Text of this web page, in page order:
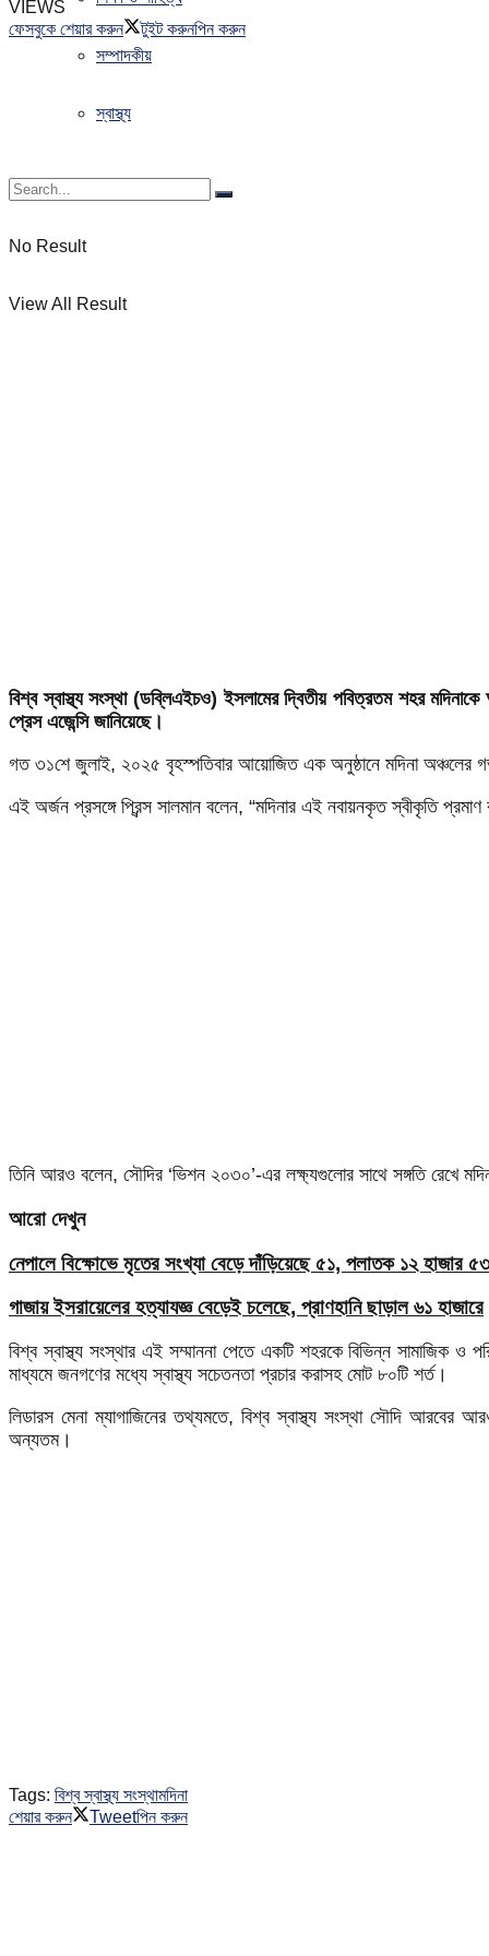
সম্পাদকীয়
স্বাস্থ্য
No Result
View All Result
VIEWS
ফেসবুকে শেয়ার করুন
টুইট করুনপিন করুন
বিশ্ব স্বাস্থ্য সংস্থা (ডব্লিএইচও) ইসলামের দ্বিতীয় পবিত্রতম শহর মদিনাকে
প্রেস এজেন্সি জানিয়েছে।
গত ৩১শে জুলাই, ২০২৫ বৃহস্পতিবার আয়োজিত এক অনুষ্ঠানে মদিনা অঞ্চলের
এই অর্জন প্রসঙ্গে প্রিন্স সালমান বলেন, “মদিনার এই নবায়নকৃত স্বীকৃতি
তিনি আরও বলেন, সৌদির ‘ভিশন ২০৩০’-এর লক্ষ্যগুলোর সাথে সঙ্গতি রেখে
আরো দেখুন
নেপালে বিক্ষোভে মৃতের সংখ্যা বেড়ে দাঁড়িয়েছে ৫১, পলাতক ১২ হাজার
গাজায় ইসরায়েলের হত্যাযজ্ঞ বেড়েই চলেছে, প্রাণহানি ছাড়াল ৬১ হাজারে
বিশ্ব স্বাস্থ্য সংস্থার এই সম্মাননা পেতে একটি শহরকে বিভিন্ন সামাজিক ও
মাধ্যমে জনগণের মধ্যে স্বাস্থ্য সচেতনতা প্রচার করাসহ মোট ৮০টি শর্ত।
লিডারস মেনা ম্যাগাজিনের তথ্যমতে, বিশ্ব স্বাস্থ্য সংস্থা সৌদি আরবের
অন্যতম।
Tags: বিশ্ব স্বাস্থ্য সংস্থামদিনা
শেয়ার করুন
Tweetপিন করুন